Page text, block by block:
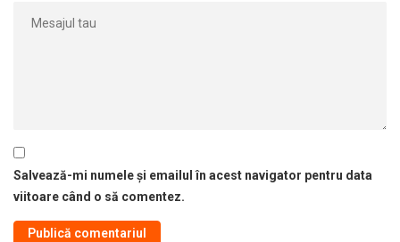
Salvează-mi numele și emailul în acest navigator pentru data
viitoare când o să comentez.